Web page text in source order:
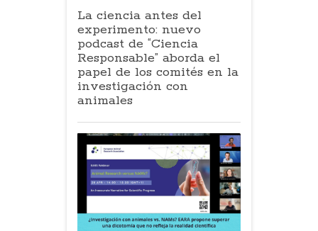
La ciencia antes del
experimento: nuevo
podcast de “Ciencia
Responsable” aborda el
papel de los comités en la
investigación con
animales